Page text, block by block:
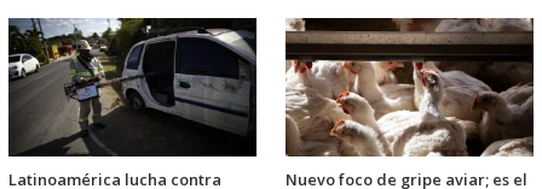
Latinoamérica lucha contra
Nuevo foco de gripe aviar; es el